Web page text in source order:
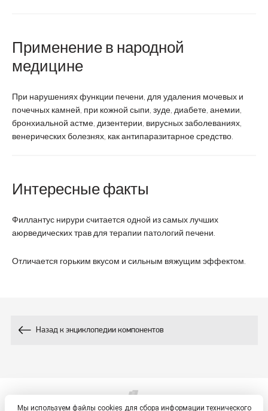
Применение в народной
медицине
При нарушениях функции печени, для удаления мочевых и
почечных камней, при кожной сыпи, зуде, диабете, анемии,
бронхиальной астме, дизентерии, вирусных заболеваниях,
венерических болезнях, как антипаразитарное средство.
Интересные факты
Филлантус нирури считается одной из самых лучших
аюрведических трав для терапии патологий печени.
Отличается горьким вкусом и сильным вяжущим эффектом.
Назад к энциклопедии компонентов
Мы используем файлы cookies для сбора информации технического